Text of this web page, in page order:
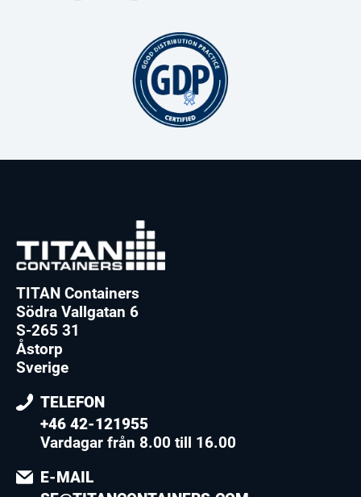
TITAN Containers
Södra Vallgatan 6
S-265 31
Åstorp
Sverige
TELEFON
+46 42-121955
Vardagar från 8.00 till 16.00
E-MAIL